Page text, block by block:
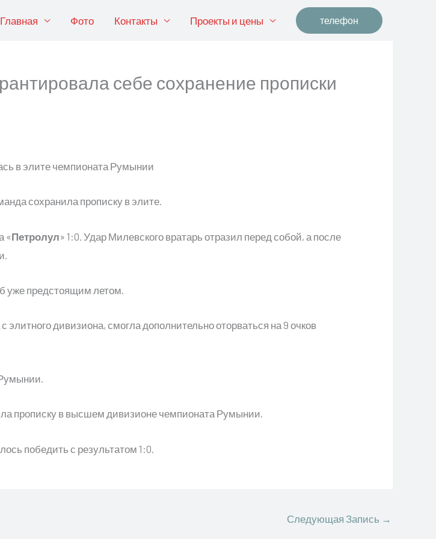
Главная Фото Контакты Проекты и цены телефон
себе сохранение прописки
сохранила прописку в элите.
«Петролул» 1:0. Удар Милевского вратарь отразил перед собой, а после
уже предстоящим летом.
элитного дивизиона, смогла дополнительно оторваться на 9 очков
прописку в высшем дивизионе чемпионата Румынии.
победить с результатом 1:0.
Следующая Запись →